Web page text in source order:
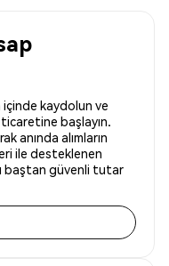
kaydolun ve
başlayın.
anında alımların
ile desteklenen
baştan güvenli tutar